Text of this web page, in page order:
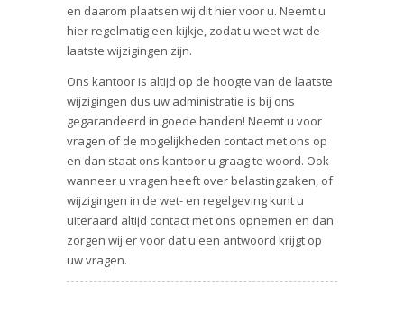
en daarom plaatsen wij dit hier voor u. Neemt u
hier regelmatig een kijkje, zodat u weet wat de
laatste wijzigingen zijn.
Ons kantoor is altijd op de hoogte van de laatste
wijzigingen dus uw administratie is bij ons
gegarandeerd in goede handen! Neemt u voor
vragen of de mogelijkheden contact met ons op
en dan staat ons kantoor u graag te woord. Ook
wanneer u vragen heeft over belastingzaken, of
wijzigingen in de wet- en regelgeving kunt u
uiteraard altijd contact met ons opnemen en dan
zorgen wij er voor dat u een antwoord krijgt op
uw vragen.